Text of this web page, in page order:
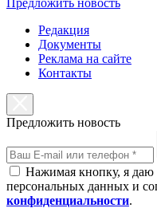
Редакция
Документы
Реклама на сайте
Контакты
Предложить новость
Нажимая кнопку, я даю
персональных данных и
конфиденциальности.